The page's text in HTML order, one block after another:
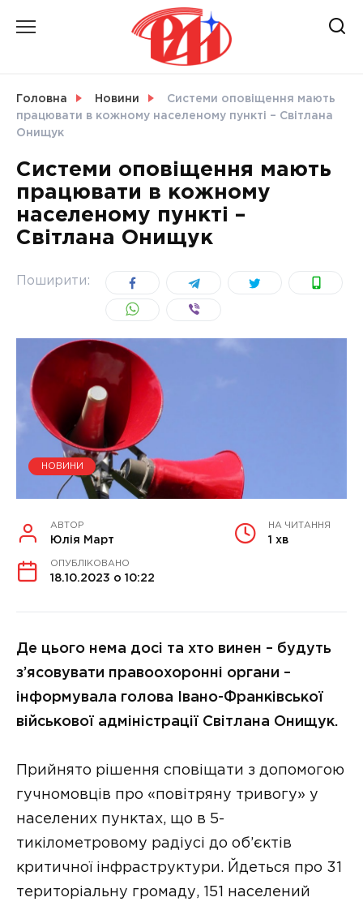
СВІТ
УКРАЇНА
Головна Новини
Системи оповіщення мають
працювати в кожному населеному пункті – Світлана
Онищук
Системи оповіщення мають
працювати в кожному
населеному пункті –
Світлана Онищук
Поширити:
НОВИНИ
АВТОР
Юлія Март
НА ЧИТАННЯ
1 хв
ОПУБЛІКОВАНО
18.10.2023 о 10:22
Де цього нема досі та хто винен – будуть
з’ясовувати правоохоронні органи –
інформувала голова Івано-Франківської
військової адміністрації Світлана Онищук.
Прийнято рішення сповіщати з допомогою
гучномовців про «повітряну тривогу» у
населених пунктах, що в 5-
тикілометровому радіусі до об’єктів
критичної інфраструктури. Йдеться про 31
територіальну громаду, 151 населений